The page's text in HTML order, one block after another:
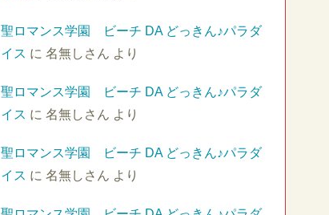
聖ロマンス学園 ビーチ DA どっきん♪パラダ
イス に 名無しさん より
聖ロマンス学園 ビーチ DA どっきん♪パラダ
イス に 名無しさん より
聖ロマンス学園 ビーチ DA どっきん♪パラダ
イス に 名無しさん より